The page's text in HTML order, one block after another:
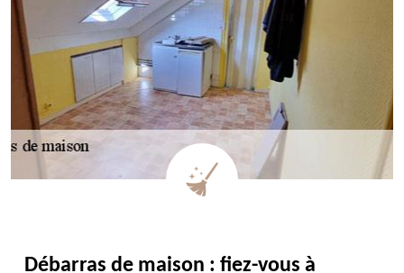
Débarras de maison : fiez-vous à